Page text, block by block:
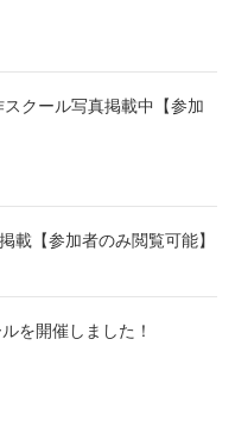
クール写真掲載中【参加
載【参加者のみ閲覧可能】
を開催しました！